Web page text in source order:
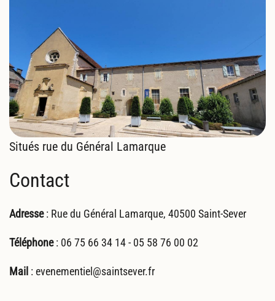
Situés rue du Général Lamarque
Contact
Adresse: Rue du Général Lamarque, 40500 Saint-Sever
Téléphone: 06 75 66 34 14 - 05 58 76 00 02
Mail : evenementiel@saintsever.fr